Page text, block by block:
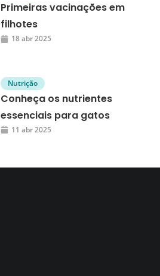
Primeiras vacinações em
filhotes
18 abr 2025
Nutrição
Conheça os nutrientes
essenciais para gatos
11 abr 2025